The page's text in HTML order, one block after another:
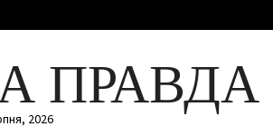
ПРАВДА
2026